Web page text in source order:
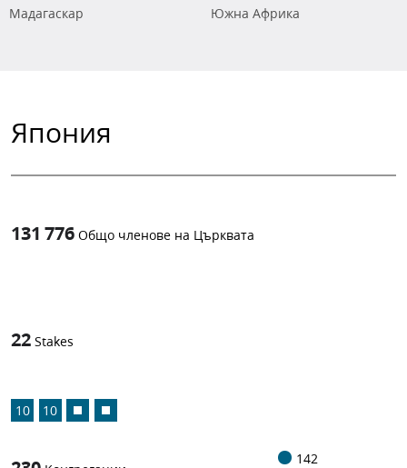
Мадагаскар
Южна Африка
Япония
131 776 Общо членове на Църквата
22 Stakes
10 10
142